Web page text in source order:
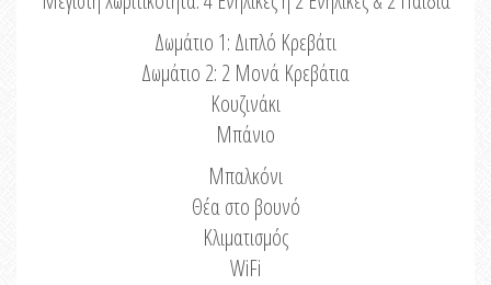
Δωμάτιο 1: Διπλό Κρεβάτι
Δωμάτιο 2: 2 Μονά Κρεβάτια
Κουζινάκι
Μπάνιο
Μπαλκόνι
Θέα στο βουνό
Κλιματισμός
WiFi